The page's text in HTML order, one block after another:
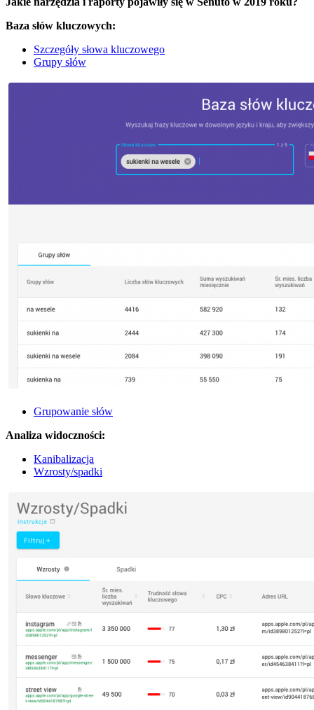
Baza słów kluczowych:
Szczegóły słowa kluczowego
Grupy słów
Grupowanie słów
Analiza widoczności:
Kanibalizacja
Wzrosty/spadki